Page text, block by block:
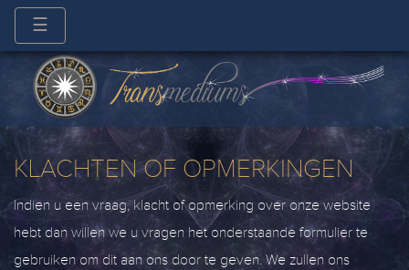
☰
KLACHTEN OF OPMERKINGEN
Indien u een vraag, klacht of opmerking over onze website
hebt dan willen we u vragen het onderstaande formulier te
gebruiken om dit aan ons door te geven. We zullen ons